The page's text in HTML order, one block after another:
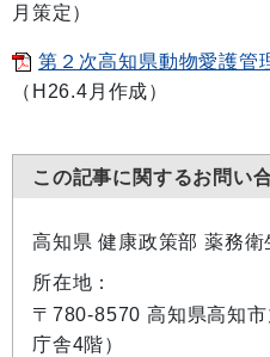
月策定）
第２次高知県動物愛護管
（H26.4月作成）
この記事に関するお問い
高知県 健康政策部 薬務衛
所在地：
〒780-8570 高知県高知
庁舎4階）